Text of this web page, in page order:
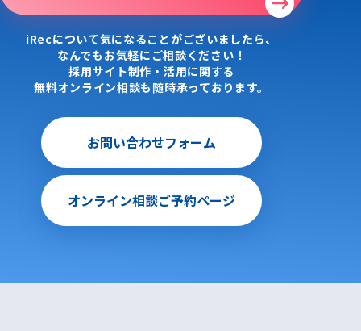
iRecについて気になることがございましたら、
なんでもお気軽にご相談ください！
採用サイト制作・活用に関する
無料オンライン相談も随時承っております。
お問い合わせフォーム
オンライン相談ご予約ページ